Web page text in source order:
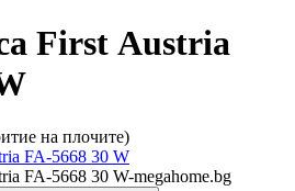
First Аustria
на плочите)